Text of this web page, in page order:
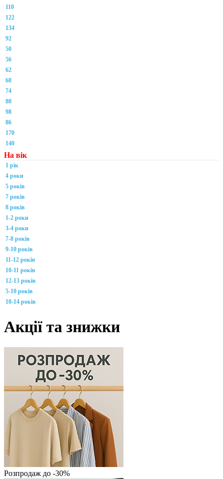
110
122
134
92
50
56
62
68
74
80
98
86
170
140
На вік
1 рік
4 роки
5 років
7 років
8 років
1-2 роки
3-4 роки
7-8 років
9-10 років
11-12 років
10-11 років
12-13 років
5-10 років
10-14 років
Акції та знижки
Розпродаж до -30%